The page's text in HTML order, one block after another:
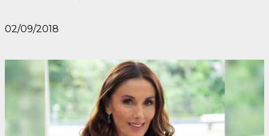
02/09/2018